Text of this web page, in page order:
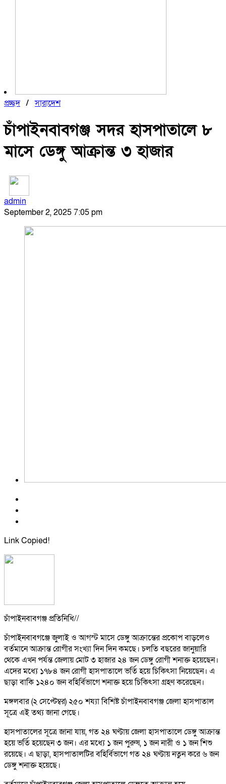
প্রচ্ছদ/সারাদেশ
চাঁপাইনবাবগঞ্জ সদর হাসপাতালে ৮
মাসে ডেঙ্গু আক্রান্ত ৩ হাজার
admin
September 2, 2025 7:05 pm
Link Copied!
চাঁপাইনবাবগঞ্জ প্রতিনিধি//
চাঁপাইনবাবগঞ্জে জুলাই ও আগস্ট মাসে ডেঙ্গু আক্রান্তের প্রকোপ বাড়লেও
বর্তমানে আক্রান্ত রোগীর সংখ্যা দিন দিন কমছে। চলতি বছরের জানুয়ারি
থেকে এখন পর্যন্ত জেলায় মোট ৩ হাজার ২৪ জন ডেঙ্গু রোগী শনাক্ত হয়েছেন।
এদের মধ্যে ১৭৮৪ জন রোগী হাসপাতালে ভর্তি হয়ে চিকিৎসা নিয়েছেন। এ
ছাড়া বাকি ১২৪০ জন বহির্বিভাগে শনাক্ত হয়ে চিকিৎসা গ্রহণ করেছেন।
মঙ্গলবার (২ সেপ্টেম্বর) ২৫০ শয্যা বিশিষ্ট চাঁপাইনবাবগঞ্জ জেলা হাসপাতাল
সূত্রে এই তথ্য জানা গেছে।
হাসপাতালের সূত্রে জানা যায়, গত ২৪ ঘণ্টায় জেলা হাসপাতালে ডেঙ্গু আক্রান্ত
হয়ে ভর্তি হয়েছেন ৩ জন। এর মধ্যে ১ জন পুরুষ, ১ জন নারী ও ১ জন শিশু
রয়েছে। এ ছাড়া, হাসপাতালটির বহির্বিভাগে গত ২৪ ঘণ্টায় নতুন করে ৬ জন
ডেঙ্গু শনাক্ত হয়েছে।